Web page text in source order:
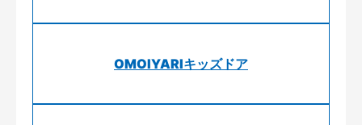
OMOIYARIキッズドア